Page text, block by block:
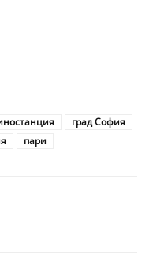
град София
пари